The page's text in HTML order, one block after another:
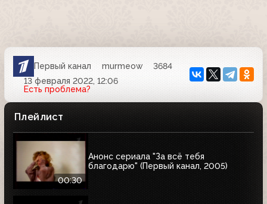
Первый канал murmeow
3684
13 февраля 2022, 12:06
Есть проблема?
Плейлист
00:30
Анонс сериала "За всё тебя
благодарю" (Первый канал, 2005)